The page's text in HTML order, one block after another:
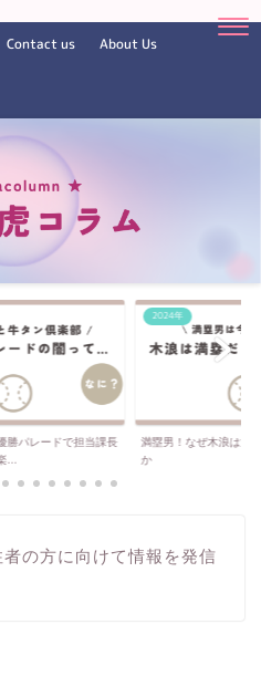
Contact us About Us
勝パレードで担当課長
...
2024年
満塁男！なぜ木浪は満
か
の方に向けて情報を発信